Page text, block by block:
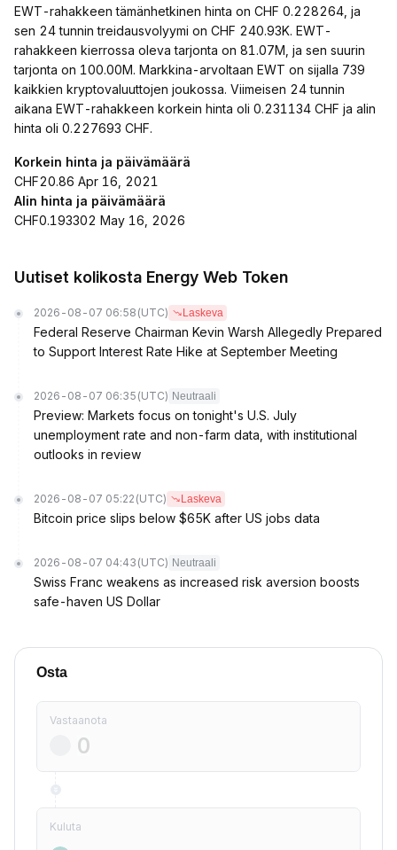
EWT-rahakkeen tämänhetkinen hinta on CHF 0.228264, ja
sen 24 tunnin treidausvolyymi on CHF 240.93K. EWT-
rahakkeen kierrossa oleva tarjonta on 81.07M, ja sen suurin
tarjonta on 100.00M. Markkina-arvoltaan EWT on sijalla 739
kaikkien kryptovaluuttojen joukossa. Viimeisen 24 tunnin
aikana EWT-rahakkeen korkein hinta oli 0.231134 CHF ja alin
hinta oli 0.227693 CHF.
Korkein hinta ja päivämäärä
CHF20.86 Apr 16, 2021
Alin hinta ja päivämäärä
CHF0.193302 May 16, 2026
Uutiset kolikosta Energy Web Token
2026-08-07 06:58 (UTC) Laskeva
Federal Reserve Chairman Kevin Warsh Allegedly Prepared
to Support Interest Rate Hike at September Meeting
2026-08-07 06:35 (UTC) Neutraali
Preview: Markets focus on tonight's U.S. July
unemployment rate and non-farm data, with institutional
outlooks in review
2026-08-07 05:22 (UTC) Laskeva
Bitcoin price slips below $65K after US jobs data
2026-08-07 04:43 (UTC) Neutraali
Swiss Franc weakens as increased risk aversion boosts
safe-haven US Dollar
Osta
Vastaanota
Kuluta